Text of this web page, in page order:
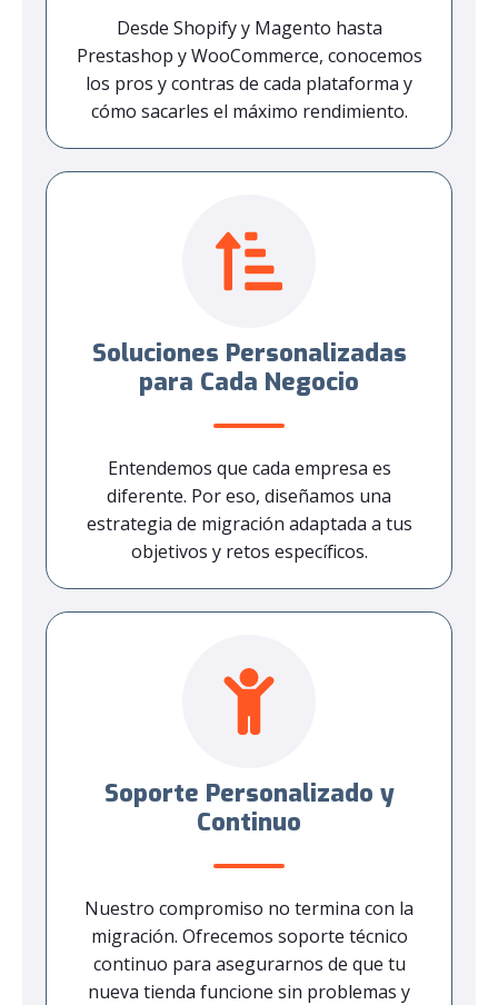
Desde Shopify y Magento hasta
Prestashop y WooCommerce, conocemos
los pros y contras de cada plataforma y
cómo sacarles el máximo rendimiento.
Soluciones Personalizadas
para Cada Negocio
Entendemos que cada empresa es
diferente. Por eso, diseñamos una
estrategia de migración adaptada a tus
objetivos y retos específicos.
Soporte Personalizado y
Continuo
Nuestro compromiso no termina con la
migración. Ofrecemos soporte técnico
continuo para asegurarnos de que tu
nueva tienda funcione sin problemas y